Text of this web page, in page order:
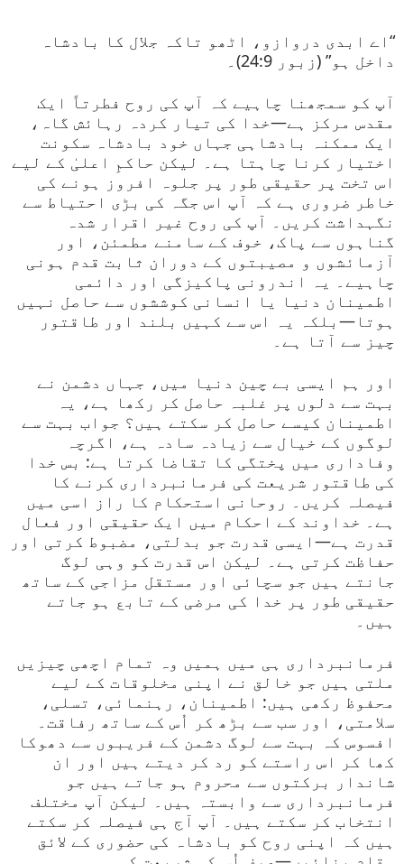
“اے ابدی دروازو، اٹھو تاکہ جلال کا بادشاہ
داخل ہو” (زبور 24:9)۔
آپ کو سمجھنا چاہیے کہ آپ کی روح فطرتاً ایک
مقدس مرکز ہے—خدا کی تیار کردہ رہائش گاہ،
ایک ممکنہ بادشاہی جہاں خود بادشاہ سکونت
اختیار کرنا چاہتا ہے۔ لیکن حاکمِ اعلیٰ کے لیے
اس تخت پر حقیقی طور پر جلوہ افروز ہونے کی
خاطر ضروری ہے کہ آپ اس جگہ کی بڑی احتیاط سے
نگہداشت کریں۔ آپ کی روح غیر اقرار شدہ
گناہوں سے پاک، خوف کے سامنے مطمئن، اور
آزمائشوں و مصیبتوں کے دوران ثابت قدم ہونی
چاہیے۔ یہ اندرونی پاکیزگی اور دائمی
اطمینان دنیا یا انسانی کوششوں سے حاصل نہیں
ہوتا—بلکہ یہ اس سے کہیں بلند اور طاقتور
چیز سے آتا ہے۔
اور ہم ایسی بے چین دنیا میں، جہاں دشمن نے
بہت سے دلوں پر غلبہ حاصل کر رکھا ہے، یہ
اطمینان کیسے حاصل کر سکتے ہیں؟ جواب بہت سے
لوگوں کے خیال سے زیادہ سادہ ہے، اگرچہ
وفاداری میں پختگی کا تقاضا کرتا ہے: بس خدا
کی طاقتور شریعت کی فرمانبرداری کرنے کا
فیصلہ کریں۔ روحانی استحکام کا راز اسی میں
ہے۔ خداوند کے احکام میں ایک حقیقی اور فعال
قدرت ہے—ایسی قدرت جو بدلتی، مضبوط کرتی اور
حفاظت کرتی ہے۔ لیکن اس قدرت کو وہی لوگ
جانتے ہیں جو سچائی اور مستقل مزاجی کے ساتھ
حقیقی طور پر خدا کی مرضی کے تابع ہو جاتے
ہیں۔
فرمانبرداری ہی میں ہمیں وہ تمام اچھی چیزیں
ملتی ہیں جو خالق نے اپنی مخلوقات کے لیے
محفوظ رکھی ہیں: اطمینان، رہنمائی، تسلی،
سلامتی، اور سب سے بڑھ کر اُس کے ساتھ رفاقت۔
افسوس کہ بہت سے لوگ دشمن کے فریبوں سے دھوکا
کھا کر اس راستے کو رد کر دیتے ہیں اور ان
شاندار برکتوں سے محروم ہو جاتے ہیں جو
فرمانبرداری سے وابستہ ہیں۔ لیکن آپ مختلف
انتخاب کر سکتے ہیں۔ آپ آج ہی فیصلہ کر سکتے
ہیں کہ اپنی روح کو بادشاہ کی حضوری کے لائق